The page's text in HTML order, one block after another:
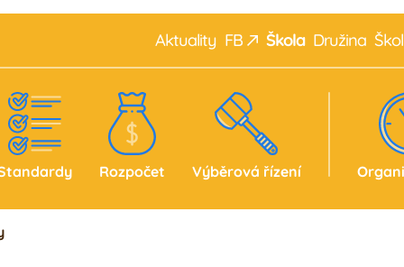
Aktuality FB Škola Družina
Náš tým Žáci
Rozpočet Výběrová řízení